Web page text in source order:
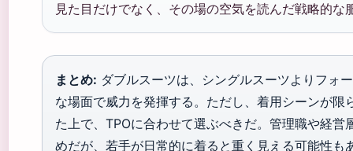
見た目だけでなく、その場の空気を読んだ戦略的な
まとめ: ダブルスーツは、シングルスーツよりフォ
な場面で威力を発揮する。ただし、着用シーンが限
た上で、TPOに合わせて選ぶべきだ。管理職や経営
めだが、若手が日常的に着ると重く見える可能性も